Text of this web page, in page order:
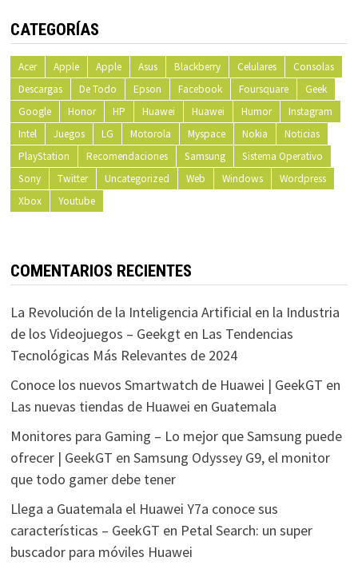
CATEGORÍAS
Acer Apple Apple Asus Blackberry Celulares
Consolas
Descargas
De Todo Epson Facebook Foursquare
Geek
Google
Honor HP Huawei Huawei Humor
Instagram
Intel
Juegos LG Motorola Myspace Nokia
Noticias
PlayStation
Recomendaciones Samsung
Sistema Operativo
Sony
Twitter Uncategorized Web Windows
Wordpress
Xbox
Youtube
COMENTARIOS RECIENTES
La Revolución de la Inteligencia Artificial en la Industria
de los Videojuegos – Geekgt en Las Tendencias
Tecnológicas Más Relevantes de 2024
Conoce los nuevos Smartwatch de Huawei | GeekGT en
Las nuevas tiendas de Huawei en Guatemala
Monitores para Gaming – Lo mejor que Samsung puede
ofrecer | GeekGT en Samsung Odyssey G9, el monitor
que todo gamer debe tener
Llega a Guatemala el Huawei Y7a conoce sus
características – GeekGT en Petal Search: un super
buscador para móviles Huawei